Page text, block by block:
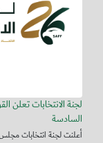
لجنة الانتخابات تعلن
السادسة
أعلنت لجنة انتخابات مجلس